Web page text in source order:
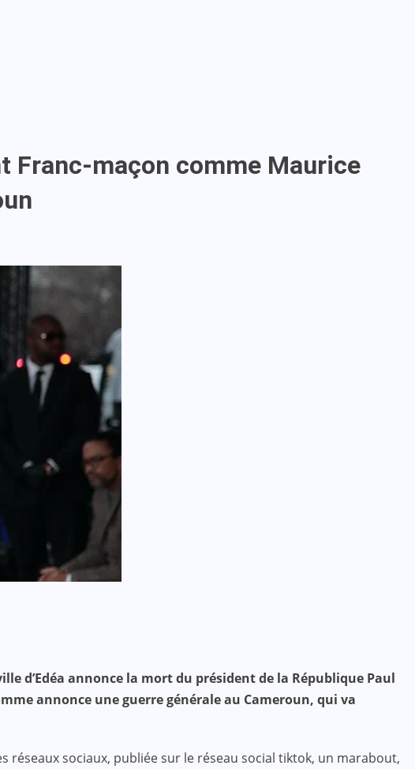
Franc-maçon comme Maurice
d’Edéa annonce la mort du président de la République Paul
annonce une guerre générale au Cameroun, qui va
réseaux sociaux, publiée sur le réseau social tiktok, un marabout,